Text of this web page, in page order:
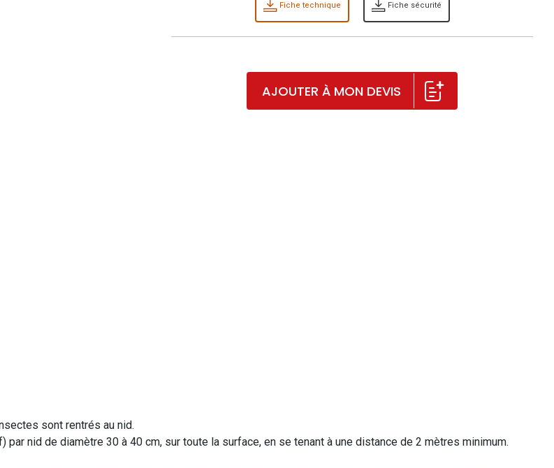
Fiche technique Fiche sécurité
AJOUTER À MON DEVIS
sont rentrés au nid.
nid de diamètre 30 à 40 cm, sur toute la surface, en se tenant à une distance de 2 mètres minimum.